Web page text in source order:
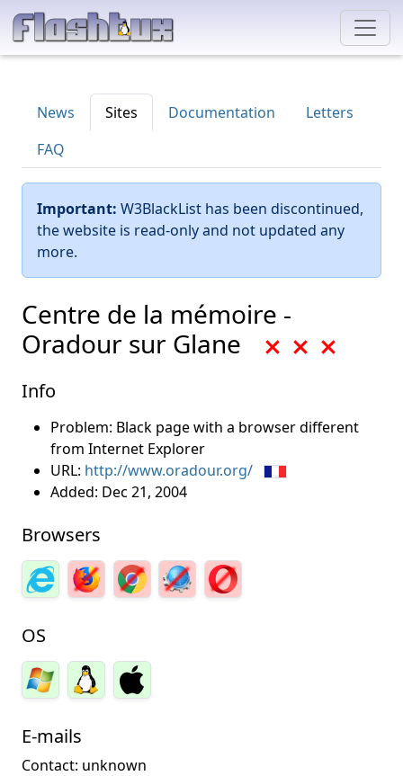
News Sites Documentation
Letters
FAQ
Important: W3BlackList has been discontinued,
the website is read-only and not updated any
more.
Centre de la mémoire -
Oradour sur Glane
Info
Problem: Black page with a browser different
from Internet Explorer
URL: http://www.oradour.org/
Added: Dec 21, 2004
Browsers
OS
E-mails
Contact: unknown